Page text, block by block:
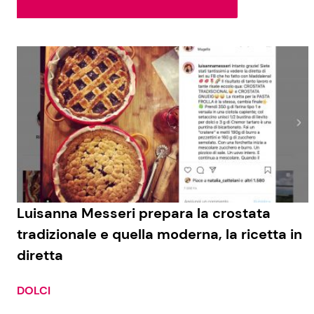
Soap Opera
Social News
News dal mondo
Benessere
Casa
Moda e Style
Mondo Mamma
News benessere
Salute
Luisanna Messeri prepara la crostata
tradizionale e quella moderna, la ricetta in
diretta
DOLCI